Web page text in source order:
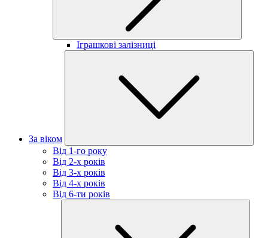
Іграшкові залізниці
За віком
Від 1-го року
Від 2-х років
Від 3-х років
Від 4-х років
Від 6-ти років